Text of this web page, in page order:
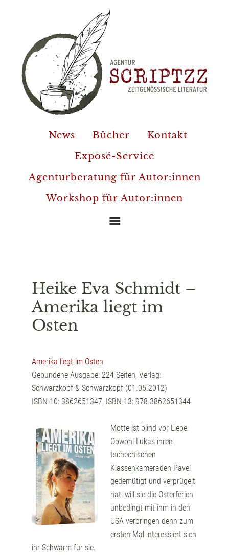
News Bücher
Kontakt
Exposé-Service
Agenturberatung für Autor:innen
Workshop für Autor:innen
Heike Eva Schmidt –
Amerika liegt im
Osten
Amerika liegt im Osten
Gebundene Ausgabe: 224 Seiten, Verlag:
Schwarzkopf & Schwarzkopf (01.05.2012)
ISBN-10: 3862651347, ISBN-13: 978-3862651344
Motte ist blind vor Liebe:
Obwohl Lukas ihren
tschechischen
Klassenkameraden Pavel
gedemütigt und verprügelt
hat, will sie die Osterferien
unbedingt mit ihm in den
USA verbringen denn zum
ersten Mal interessiert sich
ihr Schwarm für sie.